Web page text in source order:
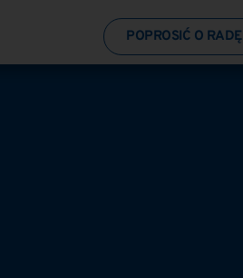
POPROSIĆ O RADĘ